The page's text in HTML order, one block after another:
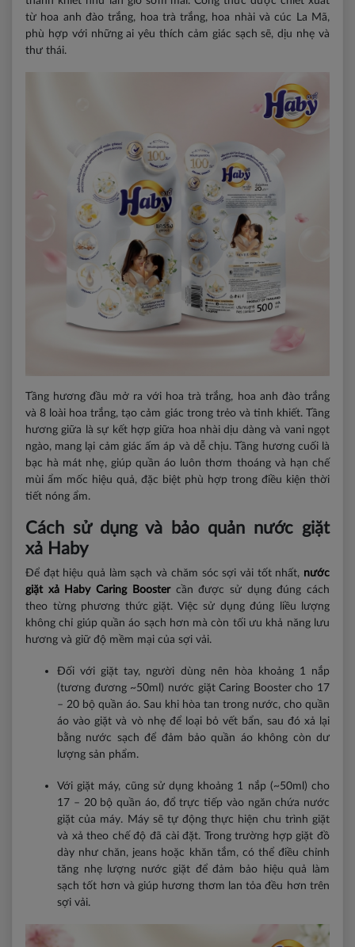
từ hoa anh đào trắng, hoa trà trắng, hoa nhài và cúc La Mã,
phù hợp với những ai yêu thích cảm giác sạch sẽ, dịu nhẹ và
thư thái.
Tầng hương đầu mở ra với hoa trà trắng, hoa anh đào trắng
và 8 loài hoa trắng, tạo cảm giác trong trẻo và tinh khiết. Tầng
hương giữa là sự kết hợp giữa hoa nhài dịu dàng và vani ngọt
ngào, mang lại cảm giác ấm áp và dễ chịu. Tầng hương cuối là
bạc hà mát nhẹ, giúp quần áo luôn thơm thoáng và hạn chế
mùi ẩm mốc hiệu quả, đặc biệt phù hợp trong điều kiện thời
tiết nóng ẩm.
Cách sử dụng và bảo quản nước giặt
xả Haby
Để đạt hiệu quả làm sạch và chăm sóc sợi vải tốt nhất, nước
giặt xả
Haby Caring Boostercần được sử dụng đúng cách
theo từng phương thức giặt. Việc sử dụng đúng liều lượng
không chỉ giúp quần áo sạch hơn mà còn tối ưu khả năng lưu
hương và giữ độ mềm mại của sợi vải.
Đối với giặt tay, người dùng nên hòa khoảng 1 nắp
(tương đương ~50ml) nước giặt Caring Booster cho 17
– 20 bộ quần áo. Sau khi hòa tan trong nước, cho quần
áo vào giặt và vò nhẹ để loại bỏ vết bẩn, sau đó xả lại
bằng nước sạch để đảm bảo quần áo không còn dư
lượng sản phẩm.
Với giặt máy, cũng sử dụng khoảng 1 nắp (~50ml) cho
17 – 20 bộ quần áo, đổ trực tiếp vào ngăn chứa nước
giặt của máy. Máy sẽ tự động thực hiện chu trình giặt
và xả theo chế độ đã cài đặt. Trong trường hợp giặt đồ
dày như chăn, jeans hoặc khăn tắm, có thể điều chỉnh
tăng nhẹ lượng nước giặt để đảm bảo hiệu quả làm
sạch tốt hơn và giúp hương thơm lan tỏa đều hơn trên
sợi vải.